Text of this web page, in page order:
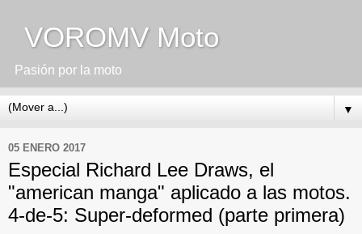
VOROMV Moto
Pasión por la moto
▼
05 ENERO 2017
Especial Richard Lee Draws, el
"american manga" aplicado a las motos.
4-de-5: Super-deformed (parte primera)